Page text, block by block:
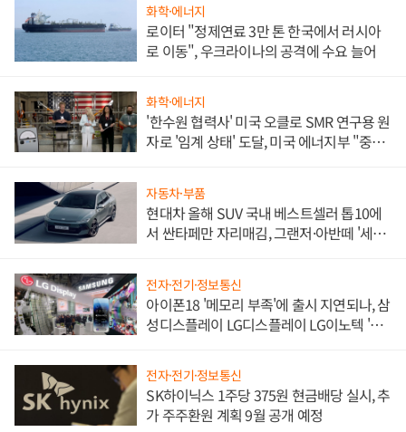
화학·에너지
로이터 "정제연료 3만 톤 한국에서 러시아
로 이동", 우크라이나의 공격에 수요 늘어
화학·에너지
'한수원 협력사' 미국 오클로 SMR 연구용 원
자로 '임계 상태' 도달, 미국 에너지부 "중요
자동차·부품
현대차 올해 SUV 국내 베스트셀러 톱10에
서 싼타페만 자리매김, 그랜저·아반떼 '세단
전자·전기·정보통신
아이폰18 '메모리 부족'에 출시 지연되나, 삼
성디스플레이 LG디스플레이 LG이노텍 '탈
전자·전기·정보통신
SK하이닉스 1주당 375원 현금배당 실시, 추
가 주주환원 계획 9월 공개 예정